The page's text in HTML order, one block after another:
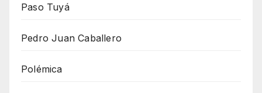
Paso Tuyá
Pedro Juan Caballero
Polémica